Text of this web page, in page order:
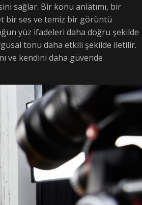
sağlar. Bir konu anlatımı, bir
bir ses ve temiz bir görüntü
yüz ifadeleri daha doğru şekilde
tonu daha etkili şekilde iletilir.
ve kendini daha güvende